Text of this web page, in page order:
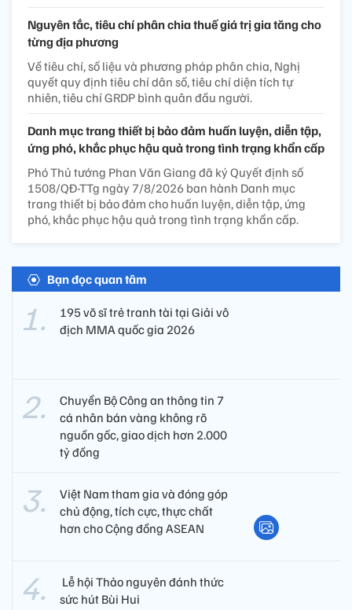
Nguyên tắc, tiêu chí phân chia thuế giá trị gia tăng cho
từng địa phương
Về tiêu chí, số liệu và phương pháp phân chia, Nghị
quyết quy định tiêu chí dân số, tiêu chí diện tích tự
nhiên, tiêu chí GRDP bình quân đầu người.
Danh mục trang thiết bị bảo đảm huấn luyện, diễn tập,
ứng phó, khắc phục hậu quả trong tình trạng khẩn cấp
Phó Thủ tướng Phan Văn Giang đã ký Quyết định số
1508/QĐ-TTg ngày 7/8/2026 ban hành Danh mục
trang thiết bị bảo đảm cho huấn luyện, diễn tập, ứng
phó, khắc phục hậu quả trong tình trạng khẩn cấp.
Bạn đọc quan tâm
195 võ sĩ trẻ tranh tài tại Giải vô
địch MMA quốc gia 2026
Chuyển Bộ Công an thông tin 7
cá nhân bán vàng không rõ
nguồn gốc, giao dịch hơn 2.000
tỷ đồng
Việt Nam tham gia và đóng góp
chủ động, tích cực, thực chất
hơn cho Cộng đồng ASEAN
​ Lễ hội Thảo nguyên đánh thức
sức hút Bùi Hui